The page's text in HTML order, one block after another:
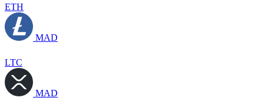
ETH
MAD
LTC
MAD